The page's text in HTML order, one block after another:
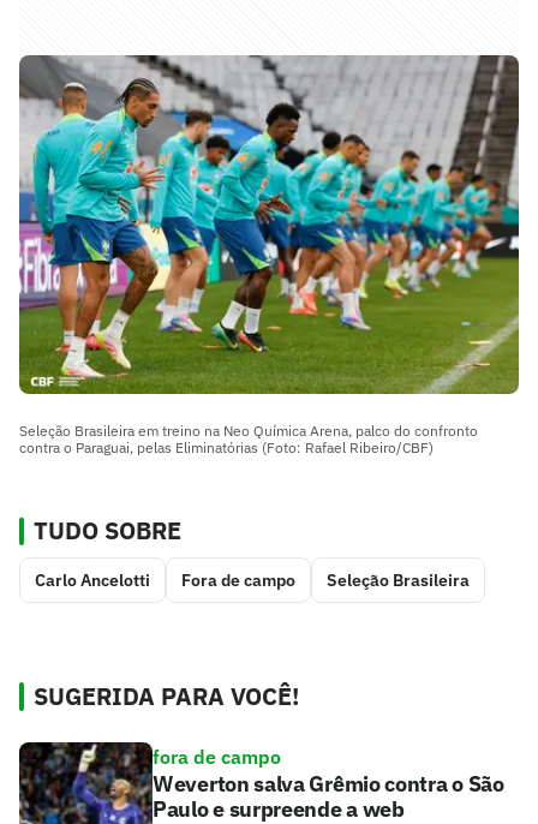
Seleção Brasileira em treino na Neo Química Arena, palco do confronto
contra o Paraguai, pelas Eliminatórias (Foto: Rafael Ribeiro/CBF)
TUDO SOBRE
Carlo Ancelotti Fora de campo Seleção Brasileira
SUGERIDA PARA VOCÊ!
fora de campo
Weverton salva Grêmio contra o São
Paulo e surpreende a web